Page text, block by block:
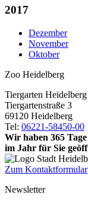
2017
Dezember
November
Oktober
Zoo Heidelberg
Tiergarten
Tiergartenstraße 3
69120 Heidelberg
Tel: 06221-58450-00
Wir haben 365 Tage
im Jahr für Sie
Zum Kontaktformular
Newsletter